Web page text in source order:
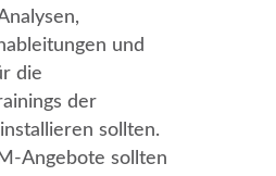
und
die
der
sollten.
Angebote sollten